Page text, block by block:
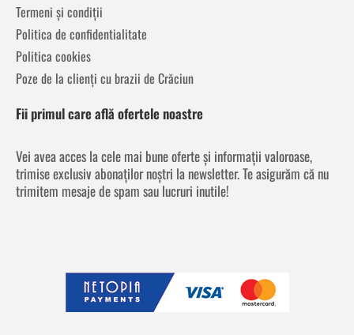
Termeni și condiții
Politica de confidentialitate
Politica cookies
Poze de la clienți cu brazii de Crăciun
Fii primul care află ofertele noastre
Vei avea acces la cele mai bune oferte și informații valoroase,
trimise exclusiv abonaților noștri la newsletter. Te asigurăm că nu
trimitem mesaje de spam sau lucruri inutile!